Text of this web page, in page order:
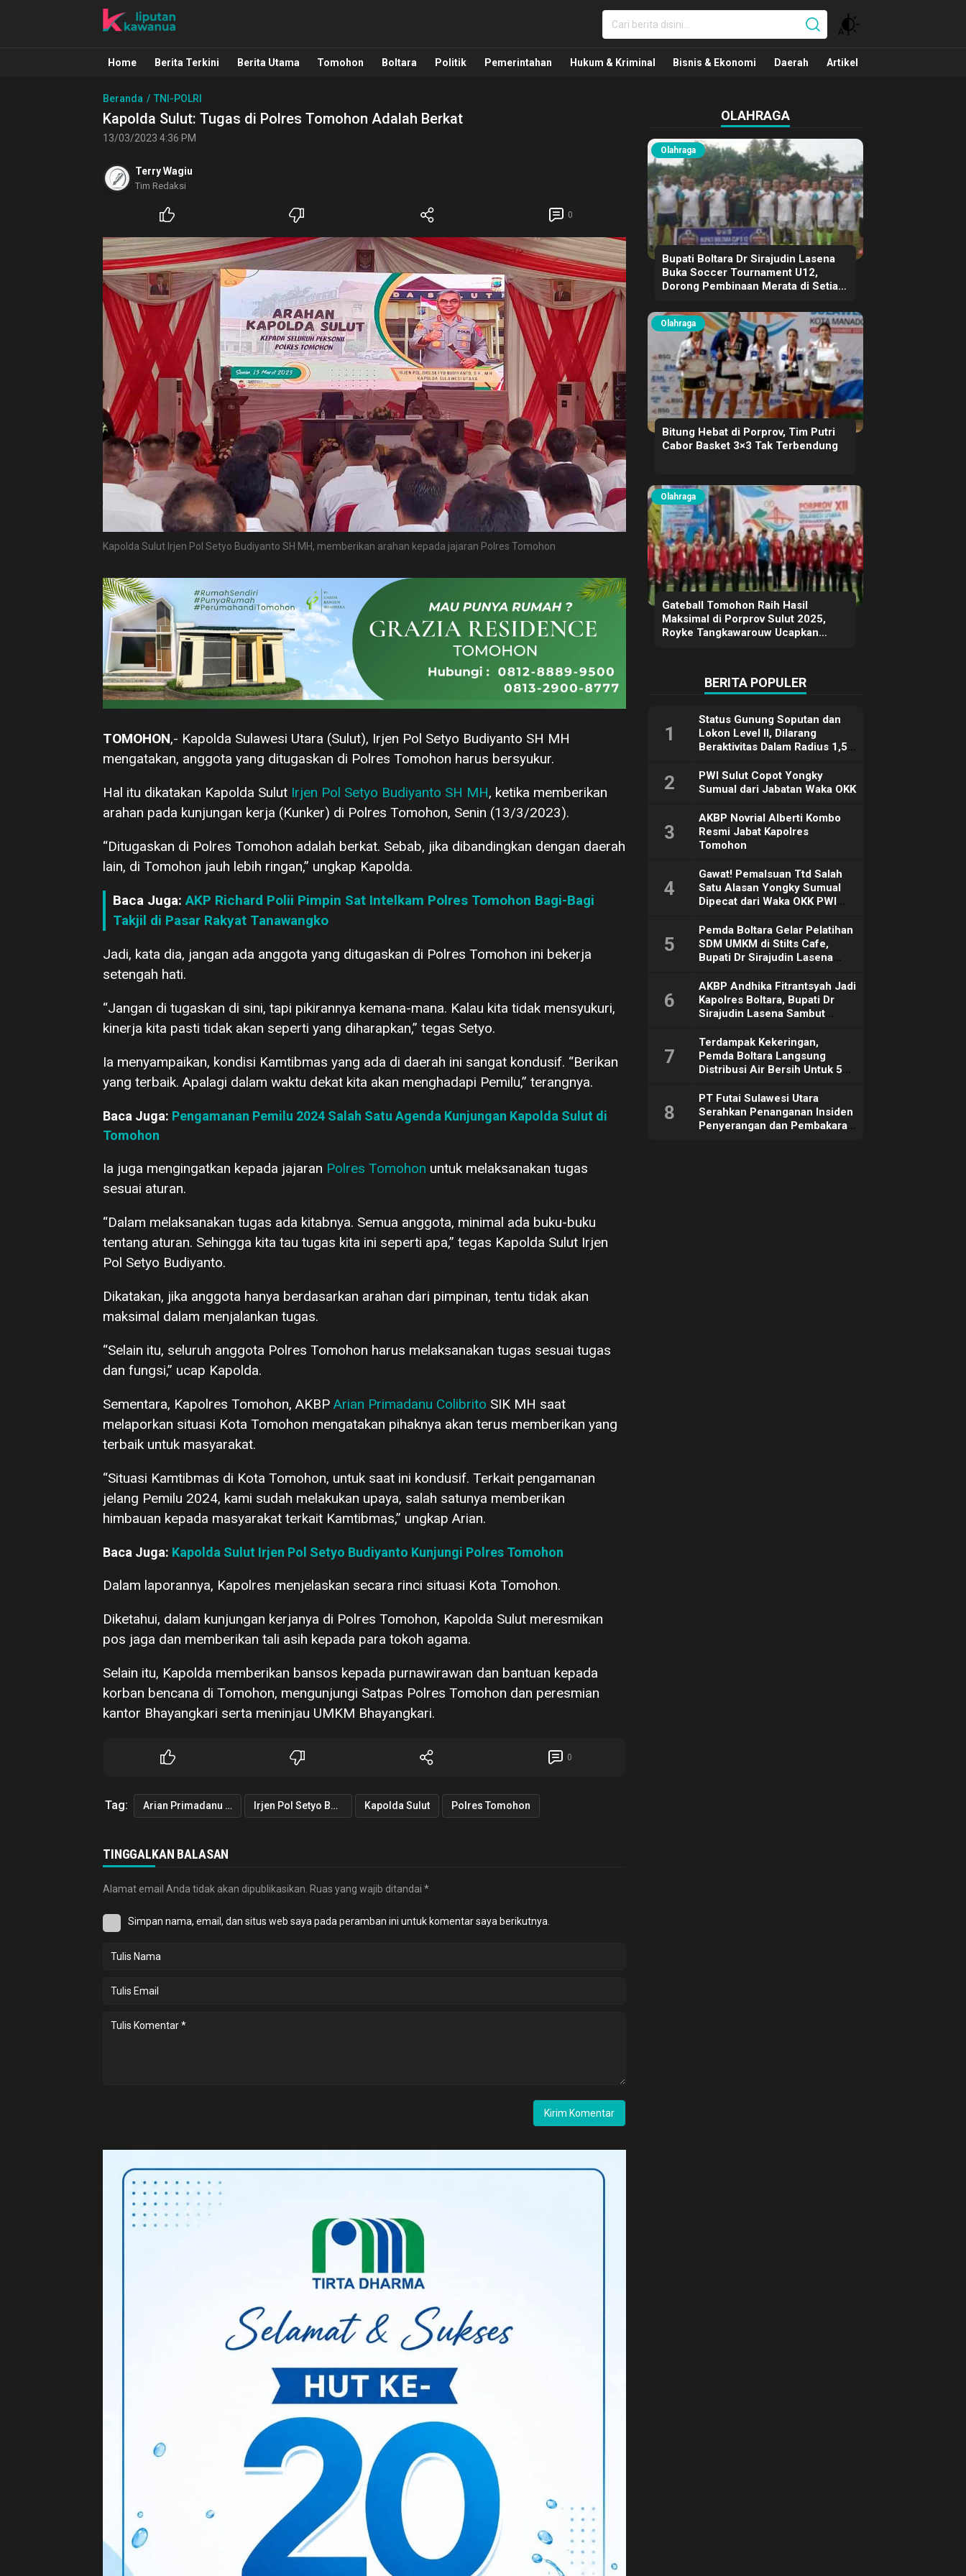
Liputan Kawanua
Berita Manado, Sulawesi Utara, Kawanua, Politik, Pemerintahan, Hukum Kriminal dan Nasional
Home Berita Terkini Berita Utama Tomohon Boltara Politik Pemerintahan Hukum & Kriminal Bisnis & Ekonomi Daerah Artikel
Beranda TNI-POLRI
Kapolda Sulut: Tugas di Polres Tomohon Adalah Berkat
13/03/2023 4:36 PM
Terry Wagiu
Tim Redaksi
0
Kapolda Sulut Irjen Pol Setyo Budiyanto SH MH, memberikan arahan kepada jajaran Polres Tomohon
TOMOHON,- Kapolda Sulawesi Utara (Sulut), Irjen Pol Setyo Budiyanto SH MH
mengatakan, anggota yang ditugaskan di Polres Tomohon harus bersyukur.
Hal itu dikatakan Kapolda Sulut Irjen Pol Setyo Budiyanto SH MH, ketika memberikan
arahan pada kunjungan kerja (Kunker) di Polres Tomohon, Senin (13/3/2023).
“Ditugaskan di Polres Tomohon adalah berkat. Sebab, jika dibandingkan dengan daerah
lain, di Tomohon jauh lebih ringan,” ungkap Kapolda.
Baca Juga: AKP Richard Polii Pimpin Sat Intelkam Polres Tomohon Bagi-Bagi
Takjil di Pasar Rakyat Tanawangko
Jadi, kata dia, jangan ada anggota yang ditugaskan di Polres Tomohon ini bekerja
setengah hati.
“Jangan di tugaskan di sini, tapi pikirannya kemana-mana. Kalau kita tidak mensyukuri,
kinerja kita pasti tidak akan seperti yang diharapkan,” tegas Setyo.
Ia menyampaikan, kondisi Kamtibmas yang ada di daerah ini sangat kondusif. “Berikan
yang terbaik. Apalagi dalam waktu dekat kita akan menghadapi Pemilu,” terangnya.
Baca Juga: Pengamanan Pemilu 2024 Salah Satu Agenda Kunjungan Kapolda Sulut di
Tomohon
Ia juga mengingatkan kepada jajaran Polres Tomohon untuk melaksanakan tugas
sesuai aturan.
“Dalam melaksanakan tugas ada kitabnya. Semua anggota, minimal ada buku-buku
tentang aturan. Sehingga kita tau tugas kita ini seperti apa,” tegas Kapolda Sulut Irjen
Pol Setyo Budiyanto.
Dikatakan, jika anggota hanya berdasarkan arahan dari pimpinan, tentu tidak akan
maksimal dalam menjalankan tugas.
“Selain itu, seluruh anggota Polres Tomohon harus melaksanakan tugas sesuai tugas
dan fungsi,” ucap Kapolda.
Sementara, Kapolres Tomohon, AKBP Arian Primadanu Colibrito SIK MH saat
melaporkan situasi Kota Tomohon mengatakan pihaknya akan terus memberikan yang
terbaik untuk masyarakat.
“Situasi Kamtibmas di Kota Tomohon, untuk saat ini kondusif. Terkait pengamanan
jelang Pemilu 2024, kami sudah melakukan upaya, salah satunya memberikan
himbauan kepada masyarakat terkait Kamtibmas,” ungkap Arian.
Baca Juga: Kapolda Sulut Irjen Pol Setyo Budiyanto Kunjungi Polres Tomohon
Dalam laporannya, Kapolres menjelaskan secara rinci situasi Kota Tomohon.
Diketahui, dalam kunjungan kerjanya di Polres Tomohon, Kapolda Sulut meresmikan
pos jaga dan memberikan tali asih kepada para tokoh agama.
Selain itu, Kapolda memberikan bansos kepada purnawirawan dan bantuan kepada
korban bencana di Tomohon, mengunjungi Satpas Polres Tomohon dan peresmian
kantor Bhayangkari serta meninjau UMKM Bhayangkari.
0
Tag: Arian Primadanu Colibrito Irjen Pol Setyo Budiyanto Kapolda Sulut Polres Tomohon
TINGGALKAN BALASAN
Alamat email Anda tidak akan dipublikasikan. Ruas yang wajib ditandai *
Simpan nama, email, dan situs web saya pada peramban ini untuk komentar saya berikutnya.
OLAHRAGA
Olahraga
Bupati Boltara Dr Sirajudin Lasena
Buka Soccer Tournament U12,
Dorong Pembinaan Merata di Setiap
Olahraga
Bitung Hebat di Porprov, Tim Putri
Cabor Basket 3×3 Tak Terbendung
Olahraga
Gateball Tomohon Raih Hasil
Maksimal di Porprov Sulut 2025,
Royke Tangkawarouw Ucapkan
BERITA POPULER
1
Status Gunung Soputan dan
Lokon Level II, Dilarang
Beraktivitas Dalam Radius 1,5
2
PWI Sulut Copot Yongky
Sumual dari Jabatan Waka OKK
3
AKBP Novrial Alberti Kombo
Resmi Jabat Kapolres
Tomohon
4
Gawat! Pemalsuan Ttd Salah
Satu Alasan Yongky Sumual
Dipecat dari Waka OKK PWI
5
Pemda Boltara Gelar Pelatihan
SDM UMKM di Stilts Cafe,
Bupati Dr Sirajudin Lasena
Dorong Ekonomi Daerah
6
AKBP Andhika Fitrantsyah Jadi
Kapolres Boltara, Bupati Dr
Sirajudin Lasena Sambut
7
Terdampak Kekeringan,
Pemda Boltara Langsung
Distribusi Air Bersih Untuk 50
8
PT Futai Sulawesi Utara
Serahkan Penanganan Insiden
Penyerangan dan Pembakaran